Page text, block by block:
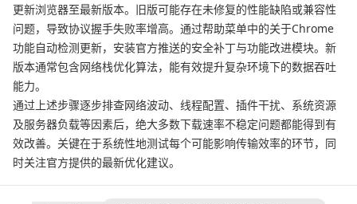
更新浏览器至最新版本。旧版可能存在未修复的性能缺陷或兼容性
问题，导致协议握手失败率增高。通过帮助菜单中的关于Chrome
功能自动检测更新，安装官方推送的安全补丁与功能改进模块。新
版本通常包含网络栈优化算法，能有效提升复杂环境下的数据吞吐
能力。
通过上述步骤逐步排查网络波动、线程配置、插件干扰、系统资源
及服务器负载等因素后，绝大多数下载速率不稳定问题都能得到有
效改善。关键在于系统性地测试每个可能影响传输效率的环节，同
时关注官方提供的最新优化建议。